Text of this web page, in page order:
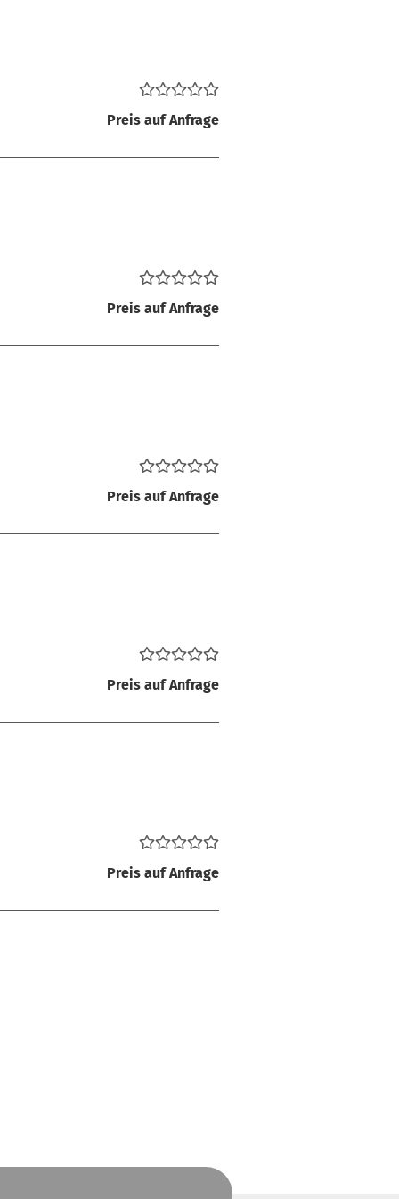
Preis auf Anfrage
Preis auf Anfrage
Preis auf Anfrage
Preis auf Anfrage
Preis auf Anfrage